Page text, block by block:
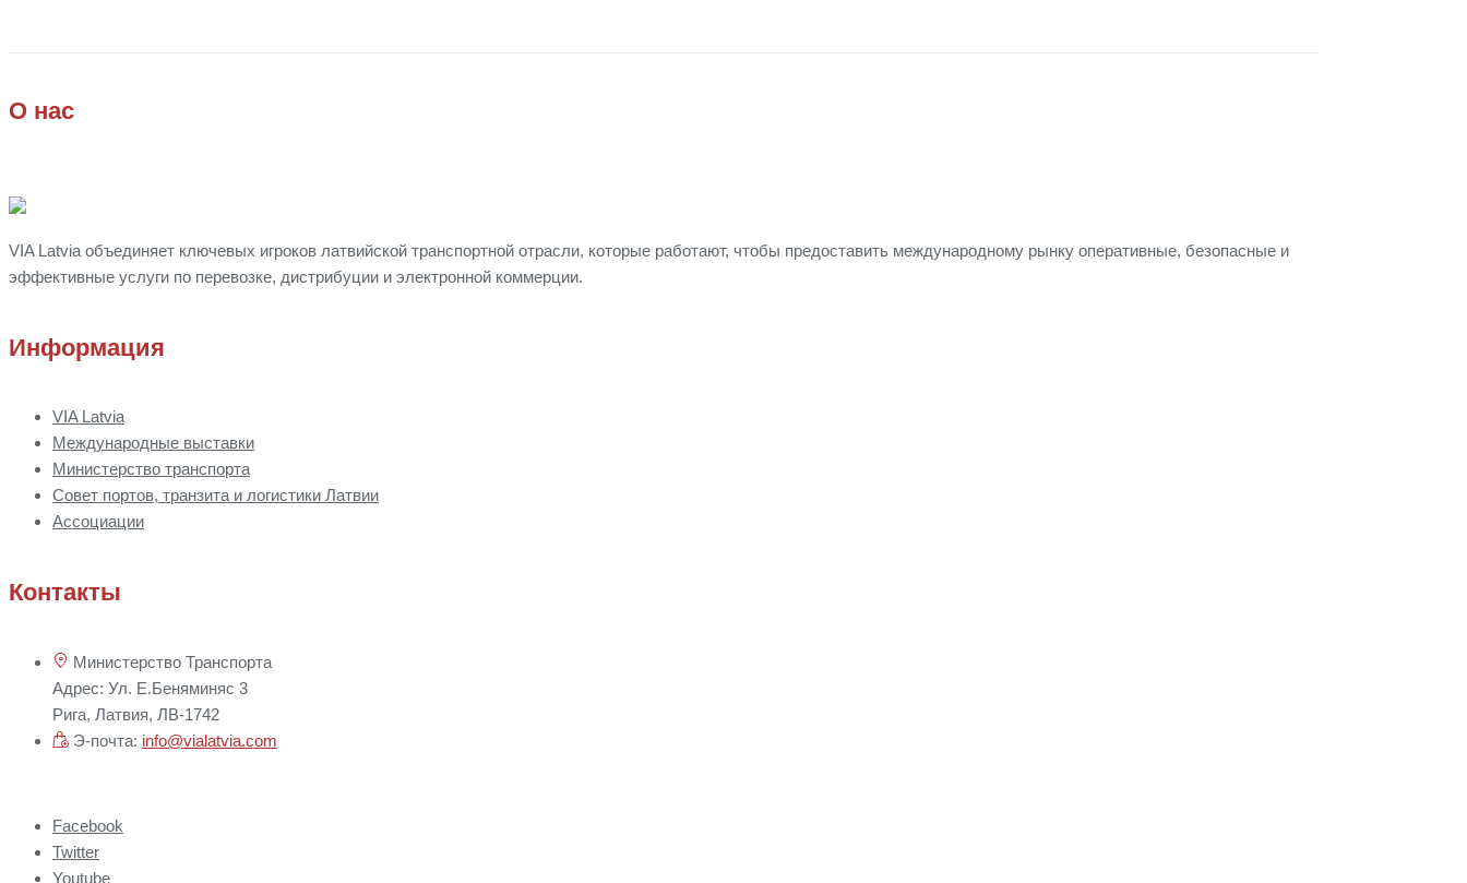
О нас
VIA Latvia объединяет ключевых игроков латвийской транспортной отрасли, которые работают, чтобы предоставить международному рынку оперативные, безопасные и
эффективные услуги по перевозке, дистрибуции и электронной коммерции.
Информация
VIA Latvia
Международные выставки
Министерство транспорта
Совет портов, транзита и логистики Латвии
Ассоциации
Контакты
Министерство Транспорта
Адрес: Ул. Е.Беняминяс 3
Рига, Латвия, ЛВ-1742
Э-почта: info@vialatvia.com
Facebook
Twitter
Youtube